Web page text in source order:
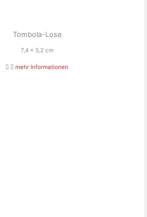
Tombola-Lose
7,4 x 5,2 cm
mehr Informationen